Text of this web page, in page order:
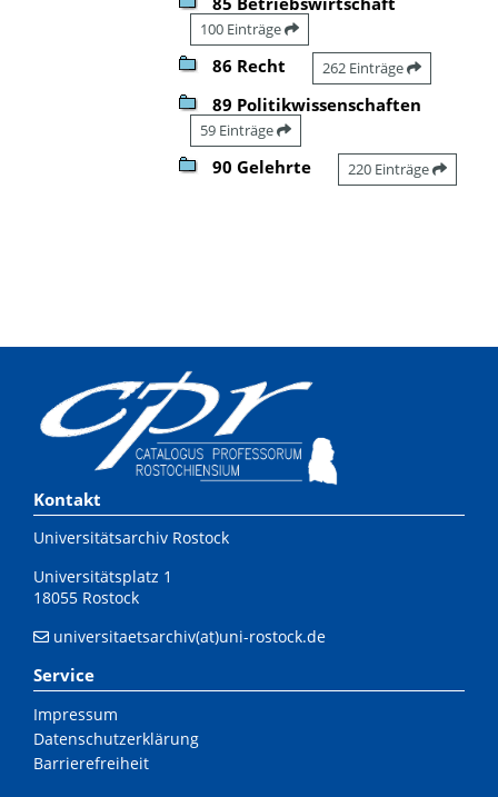
100 Einträge
86 Recht 262 Einträge
89 Politikwissenschaften
59 Einträge
90 Gelehrte 220 Einträge
Kontakt
Universitätsarchiv Rostock
Universitätsplatz 1
18055 Rostock
universitaetsarchiv(at)uni-rostock.de
Service
Impressum
Datenschutzerklärung
Barrierefreiheit